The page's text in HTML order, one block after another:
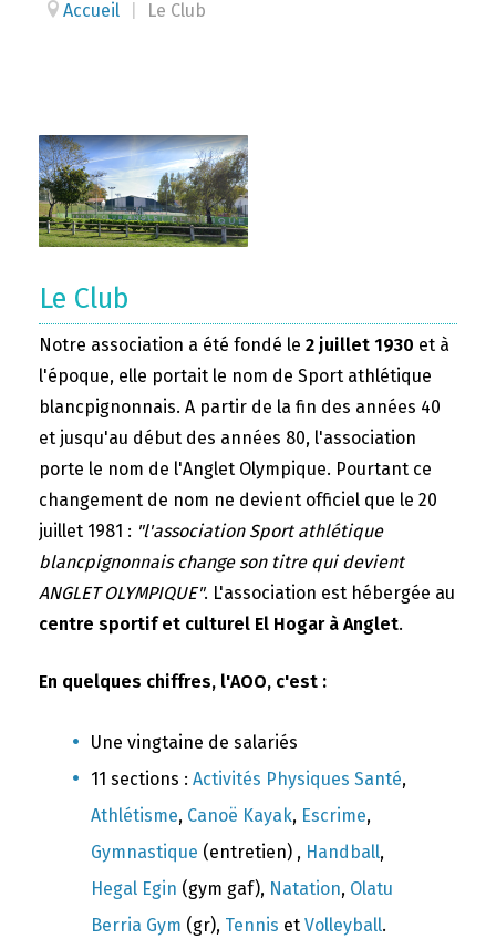
Accueil Le Club
Le Club
Notre association a été fondé le 2 juillet 1930 et à
l'époque, elle portait le nom de Sport athlétique
blancpignonnais. A partir de la fin des années 40
et jusqu'au début des années 80, l'association
porte le nom de l'Anglet Olympique. Pourtant ce
changement de nom ne devient officiel que le 20
juillet 1981 : "l'association Sport athlétique
blancpignonnais change son titre qui devient
ANGLET OLYMPIQUE". L'association est hébergée au
centre sportif et culturel El Hogar à Anglet.
En quelques chiffres, l'AOO, c'est :
Une vingtaine de salariés
11 sections : Activités Physiques Santé,
Athlétisme, Canoë Kayak, Escrime,
Gymnastique (entretien) , Handball,
Hegal Egin (gym gaf), Natation, Olatu
Berria Gym (gr), Tennis et Volleyball.